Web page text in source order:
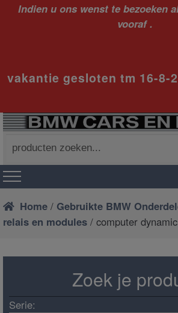
Indien u ons wenst te bezoeken
vooraf .
vakantie gesloten tm 16-8-
naar:
Home / Gebruikte BMW
relais en modules / computer
Zoek je
Serie: